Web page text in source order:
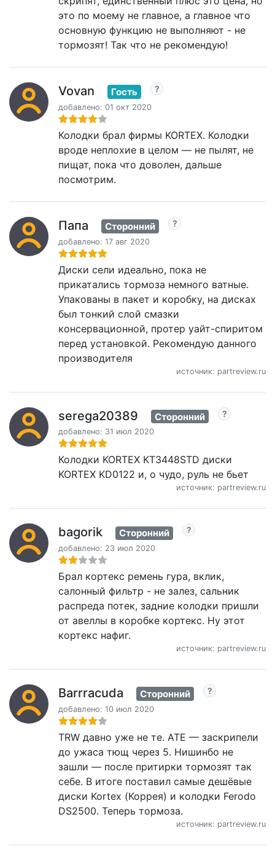
это по моему не главное, а главное что
основную функцию не выполняют - не
тормозят! Так что не рекомендую!
Vovan Гость
добавлено: 01 окт 2020
Колодки брал фирмы KORTEX. Колодки
вроде неплохие в целом — не пылят, не
пищат, пока что доволен, дальше
посмотрим.
Папа Сторонний
добавлено: 17 авг 2020
Диски сели идеально, пока не
прикатались тормоза немного ватные.
Упакованы в пакет и коробку, на дисках
был тонкий слой смазки
консервационной, протер уайт-спиритом
перед установкой. Рекомендую данного
производителя
источник: partreview.ru
serega20389 Сторонний
добавлено: 31 июл 2020
Колодки KORTEX KT3448STD диски
KORTEX KD0122 и, о чудо, руль не бьет
источник: partreview.ru
bagorik Сторонний
добавлено: 23 июл 2020
Брал кортекс ремень гура, вклик,
салонный фильтр - не залез, сальник
распреда потек, задние колодки пришли
от авеллы в коробке кортекс. Ну этот
кортекс нафиг.
источник: partreview.ru
Barrracuda Сторонний
добавлено: 10 июл 2020
TRW давно уже не те. ATE — заскрипели
до ужаса тющ через 5. Нишинбо не
зашли — после притирки тормозят так
себе. В итоге поставил самые дешёвые
диски Kortex (Коррея) и колодки Ferodo
DS2500. Теперь тормоза.
источник: partreview.ru